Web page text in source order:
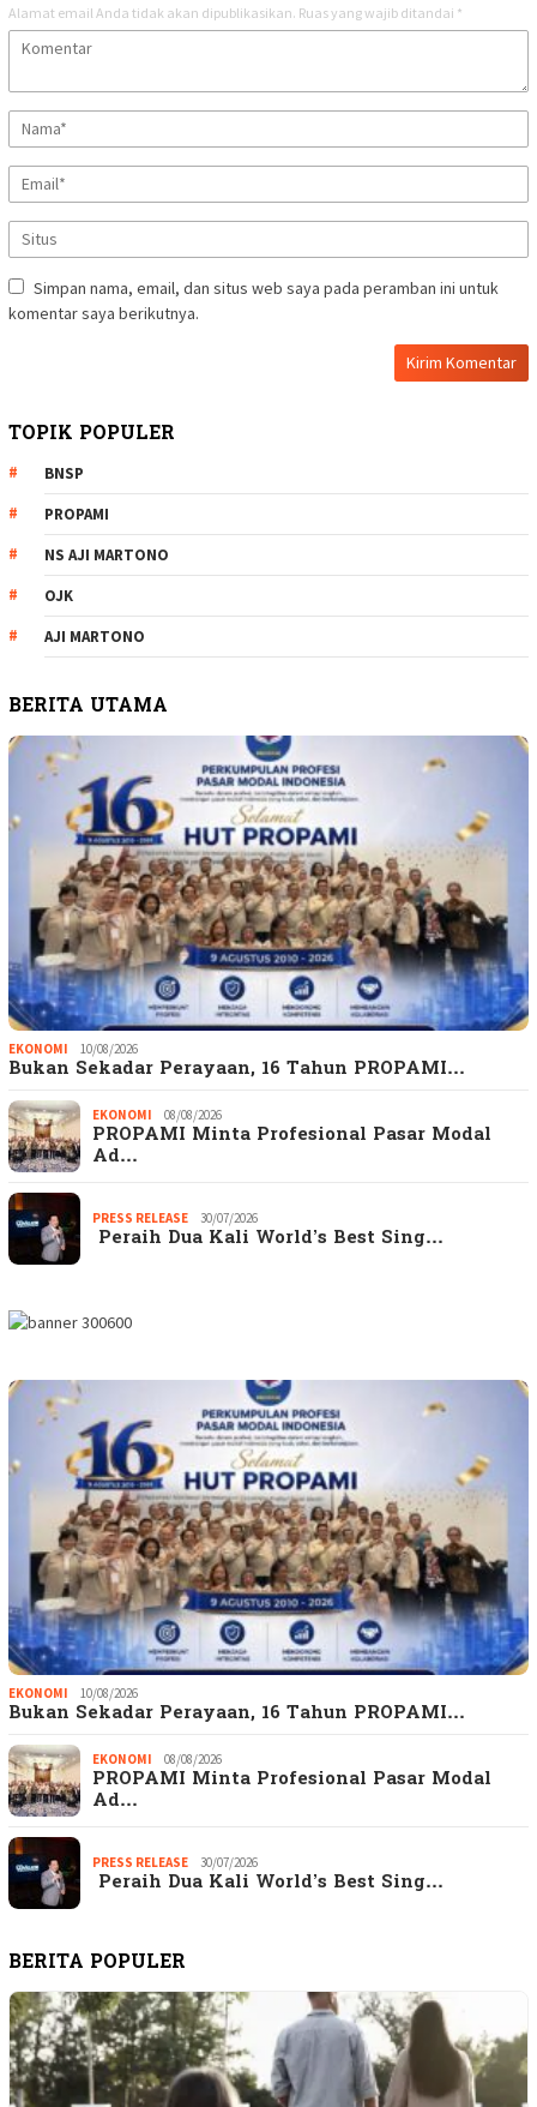
Alamat email Anda tidak akan dipublikasikan. Ruas yang wajib ditandai *
Simpan nama, email, dan situs web saya pada peramban ini untuk
komentar saya berikutnya.
TOPIK POPULER
BNSP
PROPAMI
NS AJI MARTONO
OJK
AJI MARTONO
BERITA UTAMA
EKONOMI 10/08/2026
Bukan Sekadar Perayaan, 16 Tahun PROPAMI…
EKONOMI 08/08/2026
PROPAMI Minta Profesional Pasar Modal
Ad…
PRESS RELEASE 30/07/2026
Peraih Dua Kali World’s Best Sing…
EKONOMI 10/08/2026
Bukan Sekadar Perayaan, 16 Tahun PROPAMI…
EKONOMI 08/08/2026
PROPAMI Minta Profesional Pasar Modal
Ad…
PRESS RELEASE 30/07/2026
Peraih Dua Kali World’s Best Sing…
BERITA POPULER